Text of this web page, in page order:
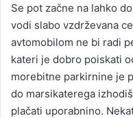
Se pot začne na lahko
vodi slabo vzdrževana
avtomobilom ne bi radi
kateri je dobro poiskati
morebitne parkirnine je
do marsikaterega
plačati uporabnino.